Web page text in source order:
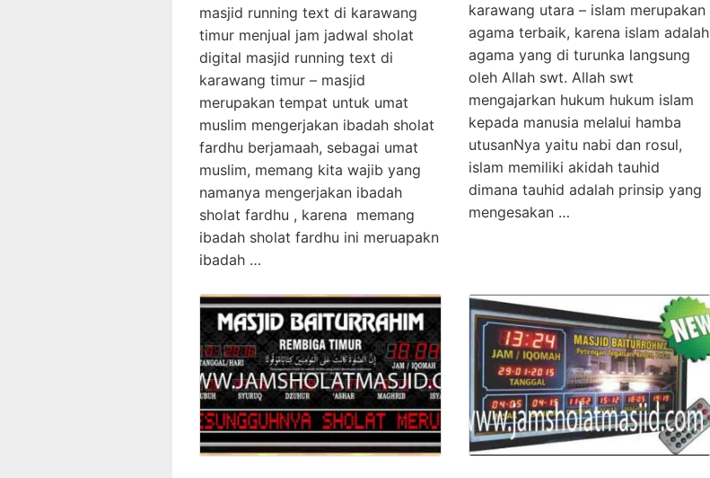
masjid running text di karawang
timur menjual jam jadwal sholat
digital masjid running text di
karawang timur – masjid
merupakan tempat untuk umat
muslim mengerjakan ibadah sholat
fardhu berjamaah, sebagai umat
muslim, memang kita wajib yang
namanya mengerjakan ibadah
sholat fardhu , karena memang
ibadah sholat fardhu ini meruapakn
ibadah …
karawang utara – islam merupakan
agama terbaik, karena islam adalah
agama yang di turunka langsung
oleh Allah swt. Allah swt
mengajarkan hukum hukum islam
kepada manusia melalui hamba
utusanNya yaitu nabi dan rosul,
islam memiliki akidah tauhid
dimana tauhid adalah prinsip yang
mengesakan …